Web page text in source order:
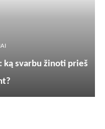
svarbu žinoti prieš